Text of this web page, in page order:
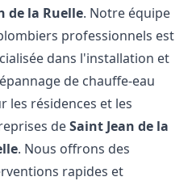
de la Ruelle. Notre équipe
professionnels est
dans l'installation et
de chauffe-eau
les résidences et les
deSaint Jean de la
. Nous offrons des
rapides et